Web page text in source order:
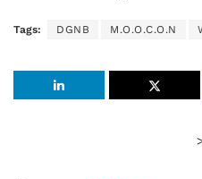
Tags: DGNB M.O.O.C.O.N